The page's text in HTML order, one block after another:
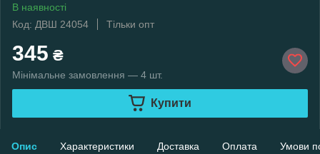
В наявності
Код: ДВШ 24054
Тільки опт
345 ₴
Мінімальне замовлення — 4 шт.
Купити
Опис Характеристики Доставка Оплата Умови